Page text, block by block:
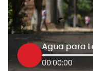
00:00:00